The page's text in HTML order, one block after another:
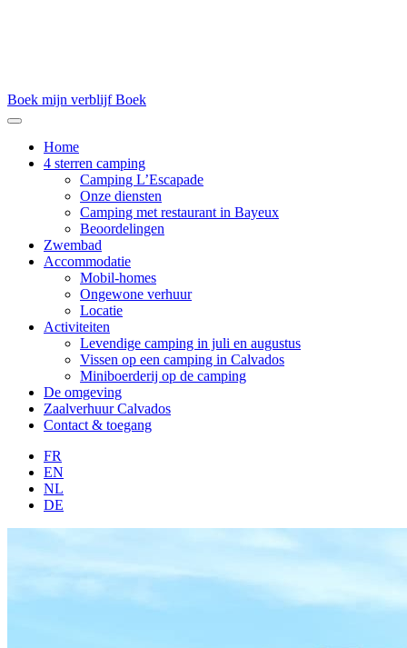
Boek mijn verblijf Boek
Home
4 sterren camping
Camping L’Escapade
Onze diensten
Camping met restaurant in Bayeux
Beoordelingen
Zwembad
Accommodatie
Mobil-homes
Ongewone verhuur
Locatie
Activiteiten
Levendige camping in juli en augustus
Vissen op een camping in Calvados
Miniboerderij op de camping
De omgeving
Zaalverhuur Calvados
Contact & toegang
FR
EN
NL
DE